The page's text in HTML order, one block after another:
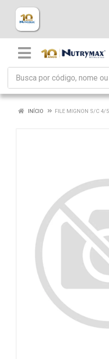
INÍCIO FILE MIGNON S/C 4/